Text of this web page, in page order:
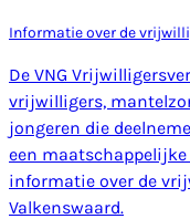
Informatie over de
De VNG
vrijwilligers,
jongeren die
een
informatie over de
Valkenswaard.